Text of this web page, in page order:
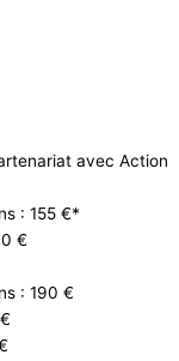
avec Action
: 155 €*
€
: 190 €